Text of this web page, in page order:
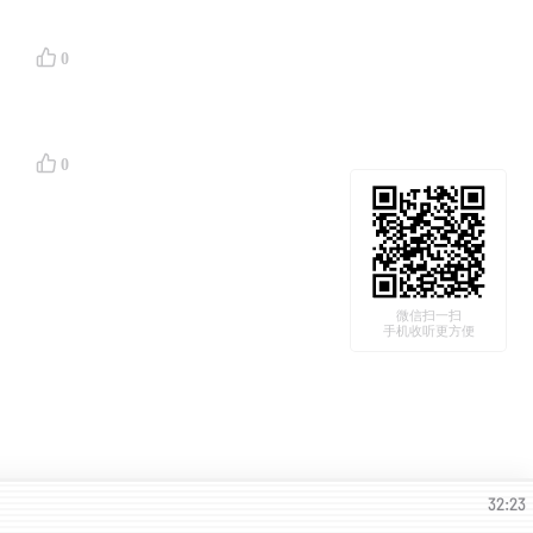
0
0
微信扫一扫
手机收听更方便
32:23